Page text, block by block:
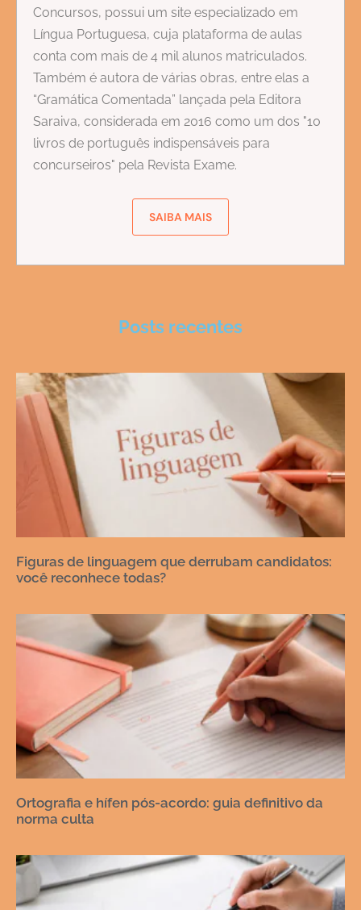
Concursos, possui um site especializado em
Língua Portuguesa, cuja plataforma de aulas
conta com mais de 4 mil alunos matriculados.
Também é autora de várias obras, entre elas a
“Gramática Comentada” lançada pela Editora
Saraiva, considerada em 2016 como um dos "10
livros de português indispensáveis para
concurseiros" pela Revista Exame.
SAIBA MAIS
Posts recentes
Figuras de linguagem que derrubam candidatos:
você reconhece todas?
Ortografia e hífen pós-acordo: guia definitivo da
norma culta